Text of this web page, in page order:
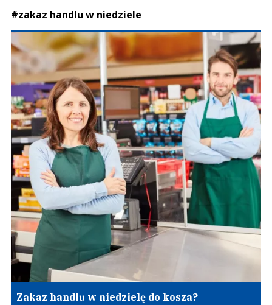
#zakaz handlu w niedziele
Zakaz handlu w niedzielę do kosza?